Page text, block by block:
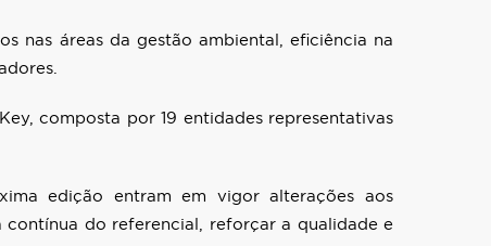
nas áreas da gestão ambiental, eficiência na
composta por 19 entidades representativas
edição entram em vigor alterações aos
do referencial, reforçar a qualidade e